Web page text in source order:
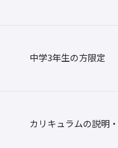
中学3年生の方限定
カリキュラムの説明